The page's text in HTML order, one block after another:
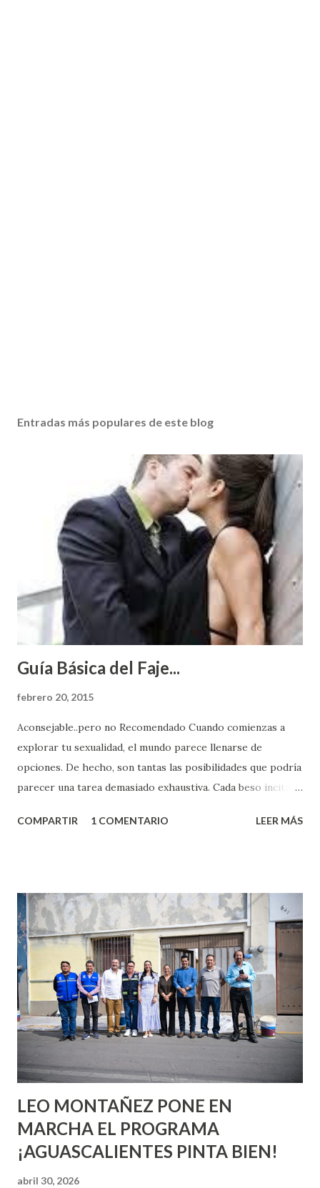
Entradas más populares de este blog
Guía Básica del Faje...
febrero 20, 2015
Aconsejable..pero no Recomendado Cuando comienzas a
explorar tu sexualidad, el mundo parece llenarse de
opciones. De hecho, son tantas las posibilidades que podría
parecer una tarea demasiado exhaustiva. Cada beso incita
partes de ti que jamás hubieras imaginado. El problema es
conoces ni la mitad de lo que deberías saber. Pero incluso
quienes ya han tenido relaciones sexuales no son expertos
o expertas en el tema. Siempre hay algo nuevo que
aprender y nuevas experiencias que conocer. Si eres una
chica y aún no has tenido relaciones sexuales, tal vez
pienses que el sexo será increíble y no puedas esperar para
experimentarlo, pero como cualquier persona con
experiencia te dirá, siempre es mejor cuando ambas partes
son suficientemen...
COMPARTIR 1 COMENTARIO LEER MÁS
LEO MONTAÑEZ PONE EN
MARCHA EL PROGRAMA
¡AGUASCALIENTES PINTA BIEN!
abril 30, 2026